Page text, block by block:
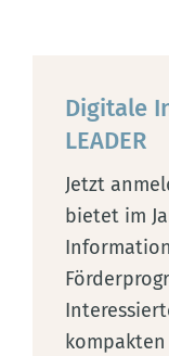
Digitale
LEADER
Jetzt
bietet im